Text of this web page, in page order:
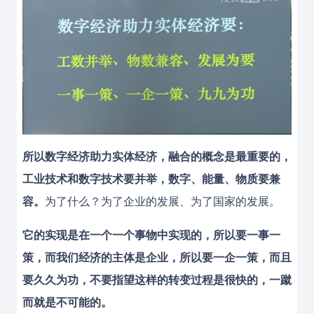
所以数字经济助力实体经济，融合的概念是最重要的，
工业技术和数字技术要并举，数字、能量、物质要兼
容。 为了什么？为了企业的发展、为了国家的发展。
它的实现是在一个一个事物中实现的，所以要一事一
策，而我们经济的主体是企业，所以要一企一策，而且
要久久为功，不要指望这样的转变过程是很快的，一蹴
而就是不可能的。